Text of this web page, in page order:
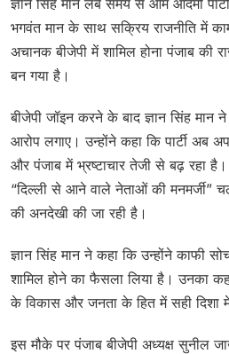
भगवंत मान के साथ सक्रिय राजनीति में
अचानक बीजेपी में शामिल होना पंजाब की
बन गया है।
बीजेपी जॉइन करने के बाद ज्ञान सिंह मान
आरोप लगाए। उन्होंने कहा कि पार्टी अब
और पंजाब में भ्रष्टाचार तेजी से बढ़ रहा है।
“दिल्ली से आने वाले नेताओं की मनमर्जी”
की अनदेखी की जा रही है।
ज्ञान सिंह मान ने कहा कि उन्होंने काफी
शामिल होने का फैसला लिया है। उनका
के विकास और जनता के हित में सही दिशा
इस मौके पर पंजाब बीजेपी अध्यक्ष सुनील